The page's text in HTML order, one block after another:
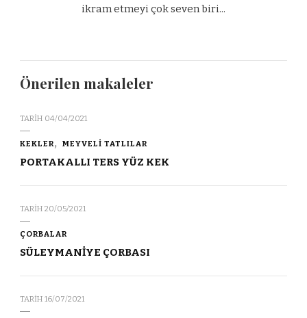
ikram etmeyi çok seven biri...
Önerilen makaleler
TARIH 04/04/2021
KEKLER MEYVELİ TATLILAR
PORTAKALLI TERS YÜZ KEK
TARIH 20/05/2021
ÇORBALAR
SÜLEYMANİYE ÇORBASI
TARIH 16/07/2021